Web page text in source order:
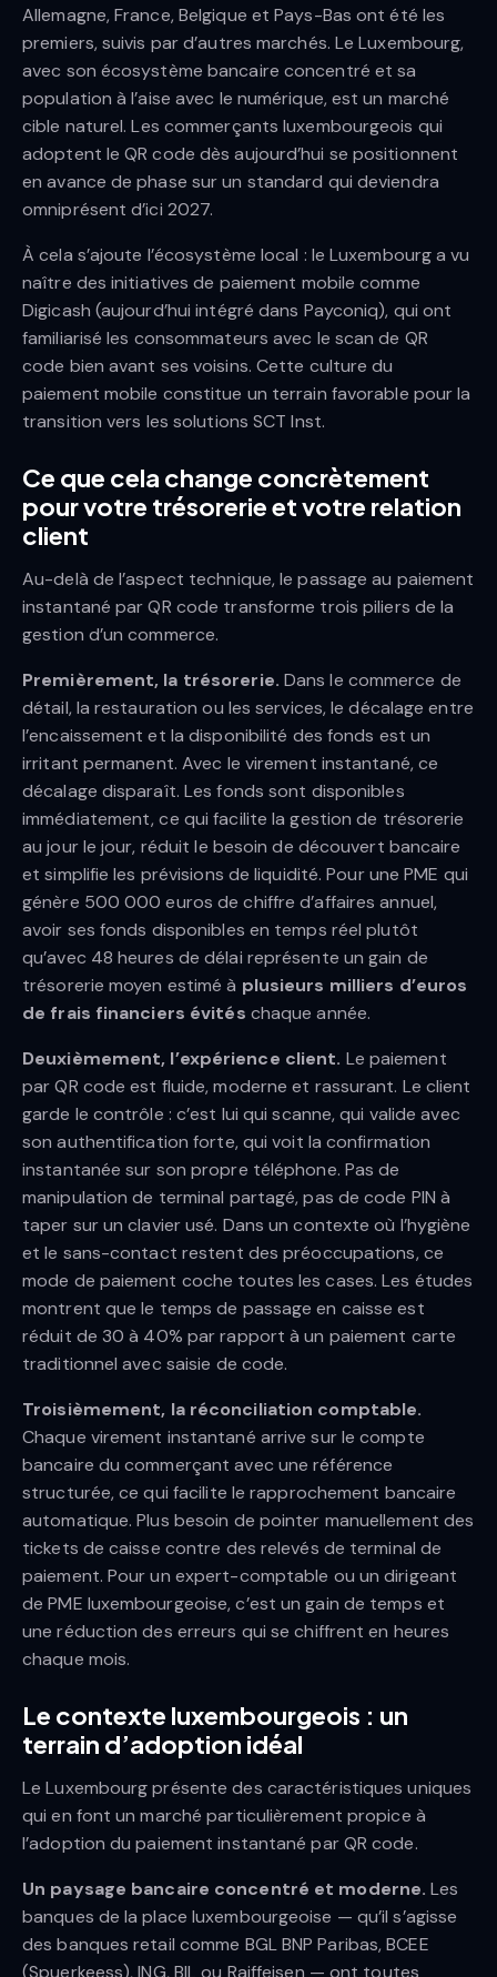
Allemagne, France, Belgique et Pays-Bas ont été les
premiers, suivis par d’autres marchés. Le Luxembourg,
avec son écosystème bancaire concentré et sa
population à l’aise avec le numérique, est un marché
cible naturel. Les commerçants luxembourgeois qui
adoptent le QR code dès aujourd’hui se positionnent
en avance de phase sur un standard qui deviendra
omniprésent d’ici 2027.
À cela s’ajoute l’écosystème local : le Luxembourg a vu
naître des initiatives de paiement mobile comme
Digicash (aujourd’hui intégré dans Payconiq), qui ont
familiarisé les consommateurs avec le scan de QR
code bien avant ses voisins. Cette culture du
paiement mobile constitue un terrain favorable pour la
transition vers les solutions SCT Inst.
Ce que cela change concrètement
pour votre trésorerie et votre relation
client
Au-delà de l’aspect technique, le passage au paiement
instantané par QR code transforme trois piliers de la
gestion d’un commerce.
Premièrement, la trésorerie. Dans le commerce de
détail, la restauration ou les services, le décalage entre
l’encaissement et la disponibilité des fonds est un
irritant permanent. Avec le virement instantané, ce
décalage disparaît. Les fonds sont disponibles
immédiatement, ce qui facilite la gestion de trésorerie
au jour le jour, réduit le besoin de découvert bancaire
et simplifie les prévisions de liquidité. Pour une PME qui
génère 500 000 euros de chiffre d’affaires annuel,
avoir ses fonds disponibles en temps réel plutôt
qu’avec 48 heures de délai représente un gain de
trésorerie moyen estimé à plusieurs milliers d’euros
de frais financiers évités chaque année.
Deuxièmement, l’expérience client. Le paiement
par QR code est fluide, moderne et rassurant. Le client
garde le contrôle : c’est lui qui scanne, qui valide avec
son authentification forte, qui voit la confirmation
instantanée sur son propre téléphone. Pas de
manipulation de terminal partagé, pas de code PIN à
taper sur un clavier usé. Dans un contexte où l’hygiène
et le sans-contact restent des préoccupations, ce
mode de paiement coche toutes les cases. Les études
montrent que le temps de passage en caisse est
réduit de 30 à 40% par rapport à un paiement carte
traditionnel avec saisie de code.
Troisièmement, la réconciliation comptable.
Chaque virement instantané arrive sur le compte
bancaire du commerçant avec une référence
structurée, ce qui facilite le rapprochement bancaire
automatique. Plus besoin de pointer manuellement des
tickets de caisse contre des relevés de terminal de
paiement. Pour un expert-comptable ou un dirigeant
de PME luxembourgeoise, c’est un gain de temps et
une réduction des erreurs qui se chiffrent en heures
chaque mois.
Le contexte luxembourgeois : un
terrain d’adoption idéal
Le Luxembourg présente des caractéristiques uniques
qui en font un marché particulièrement propice à
l’adoption du paiement instantané par QR code.
Un paysage bancaire concentré et moderne. Les
banques de la place luxembourgeoise — qu’il s’agisse
des banques retail comme BGL BNP Paribas, BCEE
(Spuerkeess), ING, BIL ou Raiffeisen — ont toutes